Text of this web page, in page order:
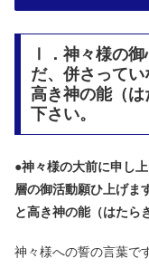
Ⅰ．神々様の
だ、併さって
高き神の能（
下さい。
●神々様の大前に申し
層の御活動願ひ上げま
と高き神の能（はたら
神々様への誓の言葉で